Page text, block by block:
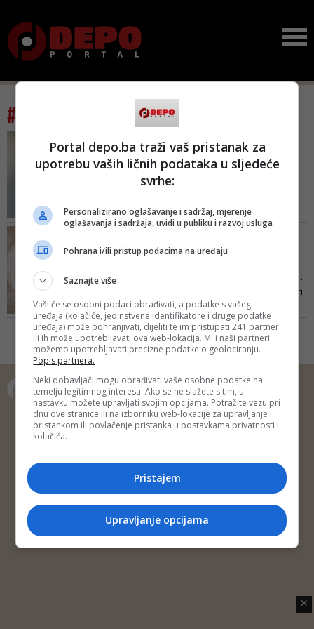
#tag: napetost
INCIDENTA
Rastu tenzije u Velikoj
Sve je počelo kada je Sead
Karajić polupao stakla na
migrante
POTRUDITE
uspješno izbaciti stres i ...
Ne dopustite da vaš ponos razori
nešto prekrasno
Copyright © 2014 Depo Portal
Impressum
Kontakt Marketing
Privatnost korisnika
✕
Portal depo.ba traži vaš pristanak za
upotrebu vaših ličnih podataka u sljedeće
svrhe:
Personalizirano oglašavanje i sadržaj, mjerenje
oglašavanja i sadržaja, uvidi u publiku i razvoj usluga
Pohrana i/ili pristup podacima na uređaju
Saznajte više
Vaši će se osobni podaci obrađivati, a podatke s vašeg
uređaja (kolačiće, jedinstvene identifikatore i druge podatke
uređaja) može pohranjivati, dijeliti te im pristupati 241 partner
ili ih može upotrebljavati ova web-lokacija. Mi i naši partneri
možemo upotrebljavati precizne podatke o geolociranju.
Popis partnera.
Neki dobavljači mogu obrađivati vaše osobne podatke na
temelju legitimnog interesa. Ako se ne slažete s tim, u
nastavku možete upravljati svojim opcijama. Potražite vezu pri
dnu ove stranice ili na izborniku web-lokacije za upravljanje
pristankom ili povlačenje pristanka u postavkama privatnosti i
kolačića.
Pristajem
Upravljanje opcijama